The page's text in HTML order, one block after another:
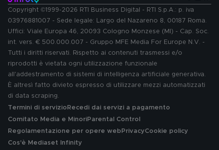
Copyright ©1999-2026 RTI Business Digital - RTI S.p.A.: p. iva
03976881007 - Sede legale: Largo del Nazareno 8, 00187 Roma.
Uffici: Viale Europa 46, 20093 Cologno Monzese (MI) - Cap. Soc.
int. vers. € 500.000.007 - Gruppo MFE Media For Europe N.V. -
Tutti i diritti riservati. Rispetto ai contenuti trasmessi e/o
riprodotti è vietata ogni utilizzazione funzionale
all'addestramento di sistemi di intelligenza artificiale generativa.
È altresì fatto divieto espresso di utilizzare mezzi automatizzati
di data scraping.
Termini di servizio Recedi dai servizi a pagamento
Comitato Media e MinoriParental Control
Regolamentazione per opere web PrivacyCookie policy
Cos'è Mediaset Infinity